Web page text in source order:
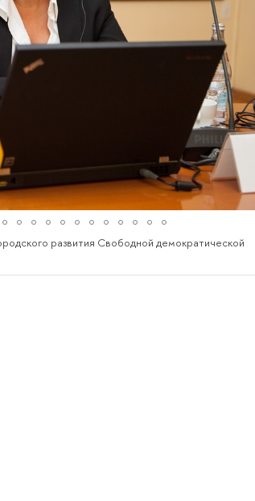
развития Свободной демократической